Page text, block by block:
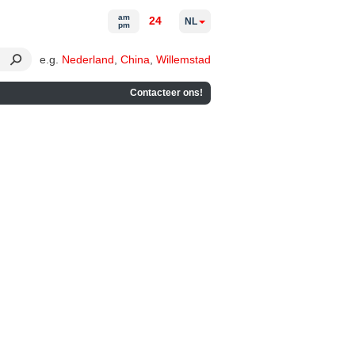
e.g. Nederland China Willemstad
Contacteer ons!
am
pm
24 NL